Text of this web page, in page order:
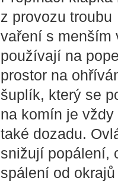
z provozu
vaření s menším
používají na
prostor na
šuplík, který se
na komín je
také dozadu.
snižují popálení,
spálení od